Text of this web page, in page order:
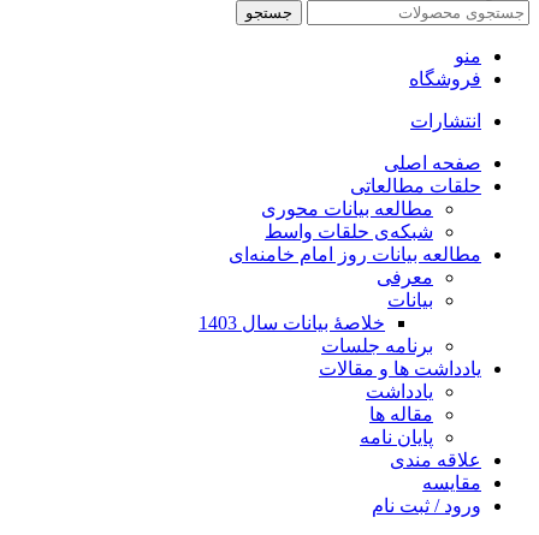
جستجو
منو
فروشگاه
انتشارات
صفحه اصلی
حلقات مطالعاتی
مطالعه بیانات محوری
شبکه‌ی حلقات واسط
مطالعه بیانات روز امام خامنه‌ای
معرفی
بیانات
خلاصۀ بیانات سال 1403
برنامه جلسات
یادداشت ها و مقالات
یادداشت
مقاله ها
پایان نامه
علاقه مندی
مقایسه
ورود / ثبت نام